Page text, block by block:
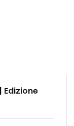
Edizione